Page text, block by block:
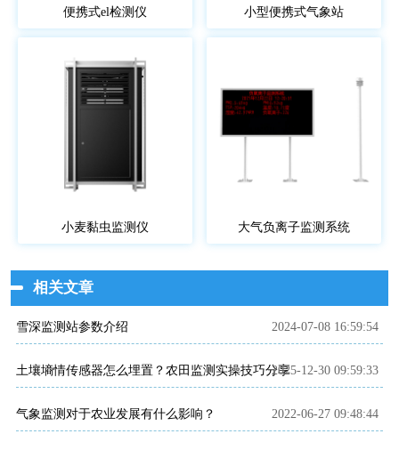
便携式el检测仪 小型便携式气象站
小麦黏虫监测仪 大气负离子监测系统
相关文章
雪深监测站参数介绍 2024-07-08 16:59:54
土壤墒情传感器怎么埋置？农田监测实操技巧分享2025-12-30 09:59:33
气象监测对于农业发展有什么影响？ 2022-06-27 09:48:44